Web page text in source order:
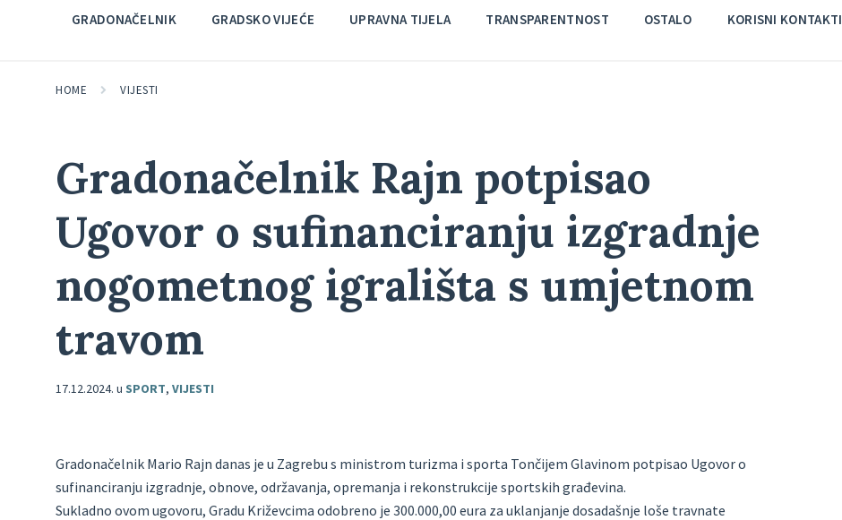
GRADONAČELNIK GRADSKO VIJEĆE UPRAVNA TIJELA TRANSPARENTNOST OSTALO KORISNI KONTAKTI
HOME VIJESTI
Gradonačelnik Rajn potpisao
Ugovor o sufinanciranju izgradnje
nogometnog igrališta s umjetnom
travom
17.12.2024. u SPORT, VIJESTI
Gradonačelnik Mario Rajn danas je u Zagrebu s ministrom turizma i sporta Tončijem Glavinom potpisao Ugovor o
sufinanciranju izgradnje, obnove, održavanja, opremanja i rekonstrukcije sportskih građevina.
Sukladno ovom ugovoru, Gradu Križevcima odobreno je 300.000,00 eura za uklanjanje dosadašnje loše travnate